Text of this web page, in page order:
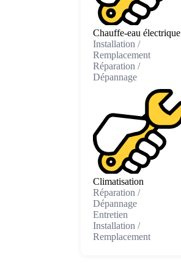
Chauffe-eau électrique
Installation /
Remplacement
Réparation /
Dépannage
Climatisation
Réparation /
Dépannage
Entretien
Installation /
Remplacement